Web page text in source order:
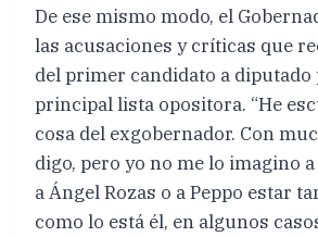
De ese mismo modo, el
las acusaciones y críticas que
del primer candidato a
principal lista opositora. “He
cosa del exgobernador. Con
digo, pero yo no me lo imagino
a Ángel Rozas o a Peppo estar
como lo está él, en algunos